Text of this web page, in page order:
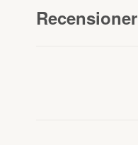
Recensioner